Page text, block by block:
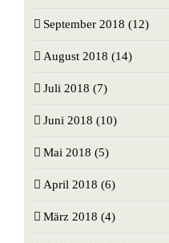
September 2018 (12)
August 2018 (14)
Juli 2018 (7)
Juni 2018 (10)
Mai 2018 (5)
April 2018 (6)
März 2018 (4)